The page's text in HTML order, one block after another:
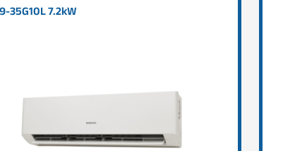
35G10L 7.2kW